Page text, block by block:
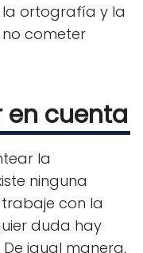
ortografía y la
cometer
en cuenta
la
ninguna
con la
duda hay
igual manera,